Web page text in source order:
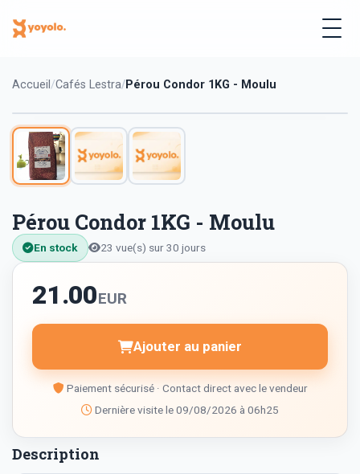
Accueil Cafés Lestra Pérou Condor 1KG - Moulu
Pérou Condor 1KG - Moulu
En stock 23 vue(s) sur 30 jours
21.00EUR
Ajouter au panier
Paiement sécurisé · Contact direct avec le vendeur
Dernière visite le 09/08/2026 à 06h25
Description